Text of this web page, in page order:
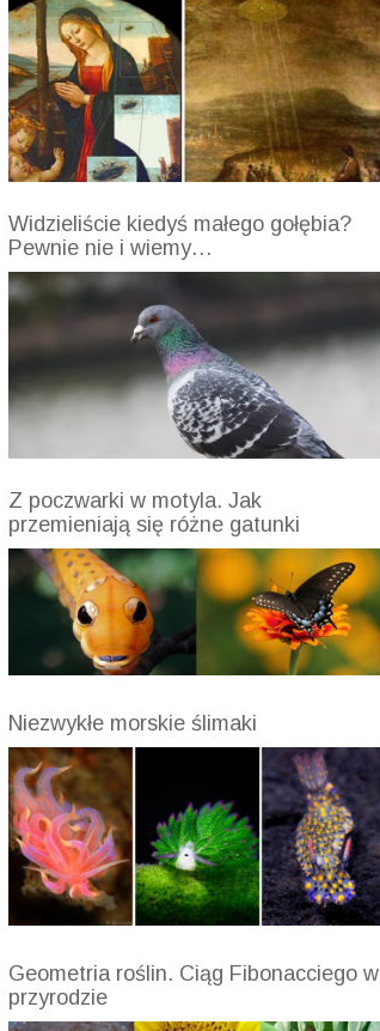
Widzieliście kiedyś małego gołębia?
Pewnie nie i wiemy…
Z poczwarki w motyla. Jak
przemieniają się różne gatunki
Niezwykłe morskie ślimaki
Geometria roślin. Ciąg Fibonacciego w
przyrodzie